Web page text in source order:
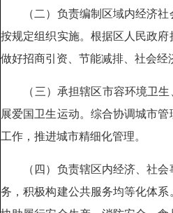
（二）负责编制区域内经济
按规定组织实施。根据区人民政
做好招商引资、节能减排、社会经
（三）承担辖区市容环境卫
展爱国卫生运动。综合协调城市
工作，推进城市精细化管理。
（四）负责辖区内经济、社
务，积极构建公共服务均等化体